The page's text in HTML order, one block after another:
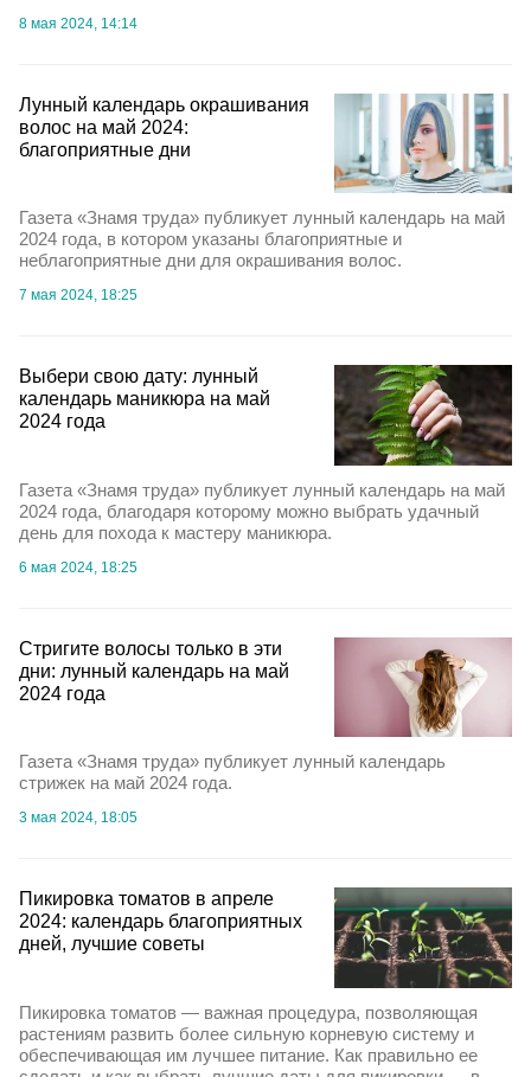
8 мая 2024, 14:14
Лунный календарь окрашивания
волос на май 2024:
благоприятные дни
Газета «Знамя труда» публикует лунный календарь на май
2024 года, в котором указаны благоприятные и
неблагоприятные дни для окрашивания волос.
7 мая 2024, 18:25
Выбери свою дату: лунный
календарь маникюра на май
2024 года
Газета «Знамя труда» публикует лунный календарь на май
2024 года, благодаря которому можно выбрать удачный
день для похода к мастеру маникюра.
6 мая 2024, 18:25
Стригите волосы только в эти
дни: лунный календарь на май
2024 года
Газета «Знамя труда» публикует лунный календарь
стрижек на май 2024 года.
3 мая 2024, 18:05
Пикировка томатов в апреле
2024: календарь благоприятных
дней, лучшие советы
Пикировка томатов — важная процедура, позволяющая
растениям развить более сильную корневую систему и
обеспечивающая им лучшее питание. Как правильно ее